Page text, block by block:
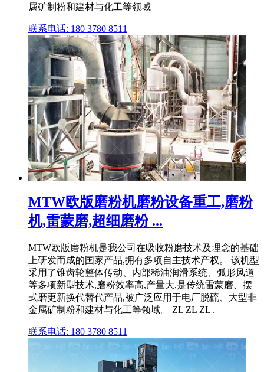
属矿制粉和建材与化工等领域
联系电话: 180 3780 8511
MTW欧版磨粉机磨粉设备重工,磨粉
机,雷蒙磨,超细磨粉 ...
MTW欧版磨粉机是我公司在吸收粉磨技术及理念的基础
上研发而成的国家产品,拥有多项自主技术产权。 该机型
采用了锥齿轮整体传动、内部稀油润滑系统、弧形风道
等多项新型技术,磨粉效率高,产量大,是传统雷蒙磨、摆
式磨更新换代替代产品,被广泛应用于电厂脱硫、大型非
金属矿制粉和建材与化工等领域。 ZL ZL ZL .
联系电话: 180 3780 8511